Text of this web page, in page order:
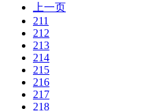
上一页
211
212
213
214
215
216
217
218